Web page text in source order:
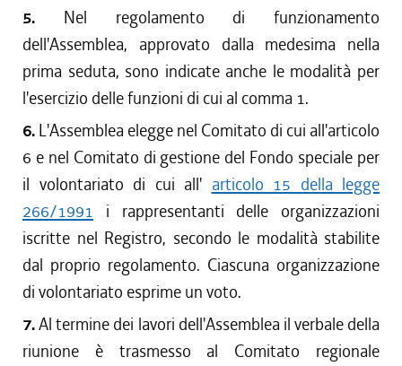
5. Nel regolamento di funzionamento
dell'Assemblea, approvato dalla medesima nella
prima seduta, sono indicate anche le modalità per
l'esercizio delle funzioni di cui al comma 1.
6. L'Assemblea elegge nel Comitato di cui all'articolo
6 e nel Comitato di gestione del Fondo speciale per
il volontariato di cui all' articolo 15 della legge
266/1991 i rappresentanti delle organizzazioni
iscritte nel Registro, secondo le modalità stabilite
dal proprio regolamento. Ciascuna organizzazione
di volontariato esprime un voto.
7.Al termine dei lavori dell'Assemblea il verbale della
riunione è trasmesso al Comitato regionale